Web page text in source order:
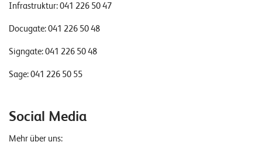
Infrastruktur:041 226 50 47
Docugate:041 226 50 48
Signgate:041 226 50 48
Sage:041 226 50 55
Social Media
Mehr über uns: